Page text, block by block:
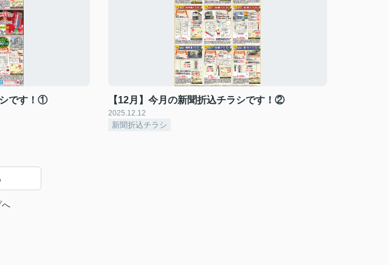
シです！① 【12月】今月の新聞折込チラシです！②
2025.12.12
新聞折込チラシ
へ